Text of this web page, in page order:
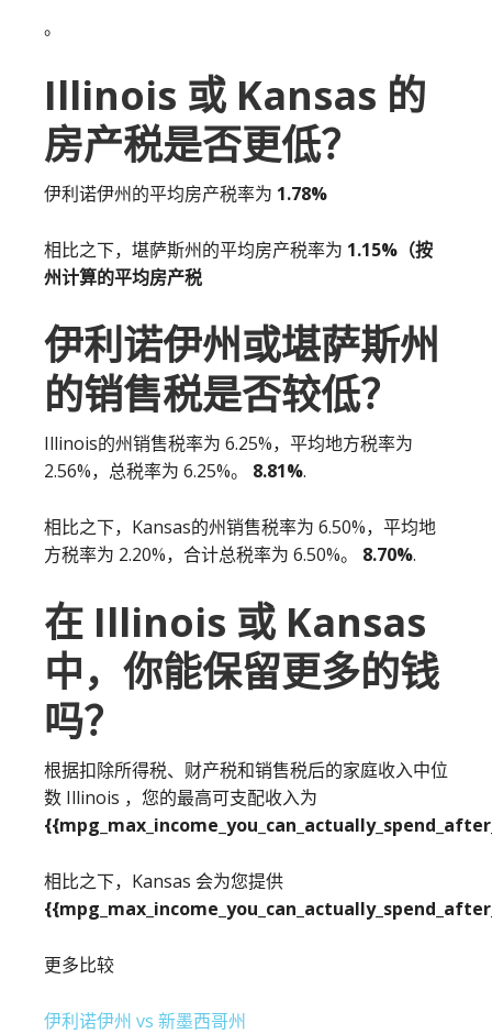
。
Illinois 或 Kansas 的
房产税是否更低？
伊利诺伊州的平均房产税率为 1.78%
相比之下，堪萨斯州的平均房产税率为 1.15%（按
州计算的平均房产税
伊利诺伊州或堪萨斯州
的销售税是否较低？
Illinois的州销售税率为 6.25%，平均地方税率为
2.56%，总税率为 6.25%。 8.81%.
相比之下，Kansas的州销售税率为 6.50%，平均地
方税率为 2.20%，合计总税率为 6.50%。 8.70%.
在 Illinois 或 Kansas
中，你能保留更多的钱
吗？
根据扣除所得税、财产税和销售税后的家庭收入中位
数 Illinois ，您的最高可支配收入为
相比之下，Kansas 会为您提供
更多比较
伊利诺伊州 vs 新墨西哥州